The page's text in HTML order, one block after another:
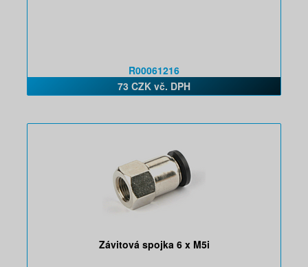
R00061216
73 CZK vč. DPH
Závitová spojka 6 x M5i